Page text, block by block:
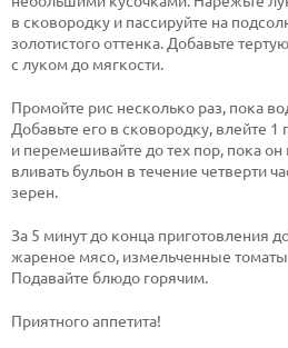
в сковородку и пассируйте на
золотистого оттенка. Добавьте
с луком до мягкости.
Промойте рис несколько раз, пока
Добавьте его в сковородку, влейте
и перемешивайте до тех пор, пока
вливать бульон в течение четверти
зерен.
За 5 минут до конца приготовления
жареное мясо, измельченные
Подавайте блюдо горячим.
Приятного аппетита!